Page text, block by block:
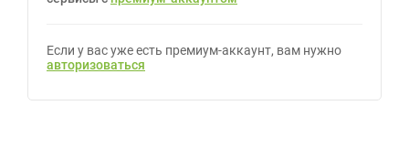
Если у вас уже есть премиум-аккаунт, вам нужно
авторизоваться